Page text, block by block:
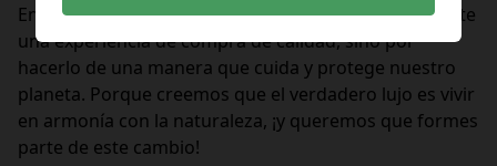
En Las Ramblas, nos esforzamos no solo por ofrecerte
una experiencia de compra de calidad, sino por
hacerlo de una manera que cuida y protege nuestro
planeta. Porque creemos que el verdadero lujo es vivir
en armonía con la naturaleza, ¡y queremos que formes
parte de este cambio!